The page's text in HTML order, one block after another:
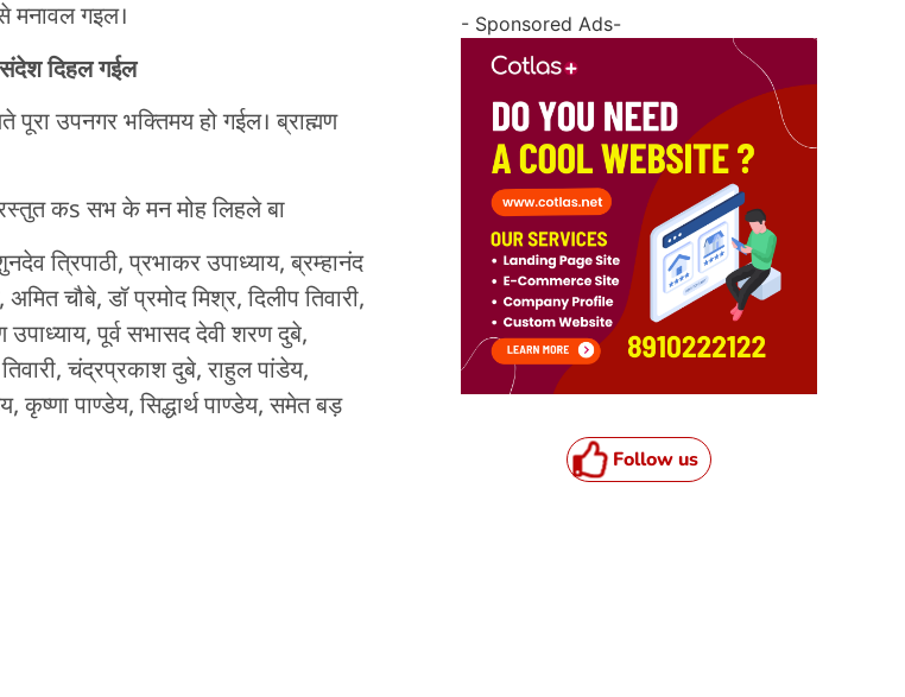
मनावल गइल।
दिहल गईल
उपनगर भक्तिमय हो गईल। ब्राह्मण
कs सभ के मन मोह लिहले बा
त्रिपाठी, प्रभाकर उपाध्याय, ब्रम्हानंद
चौबे, डॉ प्रमोद मिश्र, दिलीप तिवारी,
उपाध्याय, पूर्व सभासद देवी शरण दुबे,
चंद्रप्रकाश दुबे, राहुल पांडेय,
कृष्णा पाण्डेय, सिद्धार्थ पाण्डेय, समेत बड़
- Sponsored Ads-
Follow us